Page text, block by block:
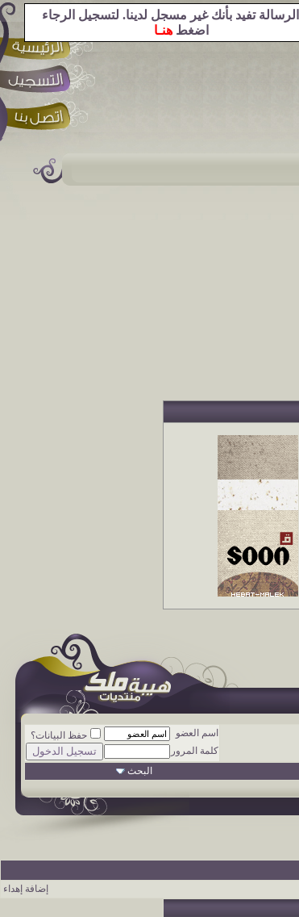
تفيد بأنك غير مسجل لدينا. لتسجيل الرجاء
اضغط هنـا
اسم العضو
حفظ البيانات؟
كلمة المرور
البحث
إضافة إهداء